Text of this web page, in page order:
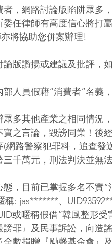
，網路討論版陷阱眾多
任律師有高度信心將打
將協助您併案辦理!
版讚揚或建議及批評，
人員假藉“消費者”名義
多其他產業之相同情況
之言論，毀謗同業！後
路警察犯罪科，追查發
三千萬元，刑法判決並無
，目前已掌握多名不實“
稱: jas*******、
或暱稱假借“韓風整形
罪』及民事訴訟，向造